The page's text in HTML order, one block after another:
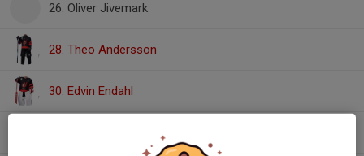
26. Oliver Jivemark
28. Theo Andersson
30. Edvin Endahl